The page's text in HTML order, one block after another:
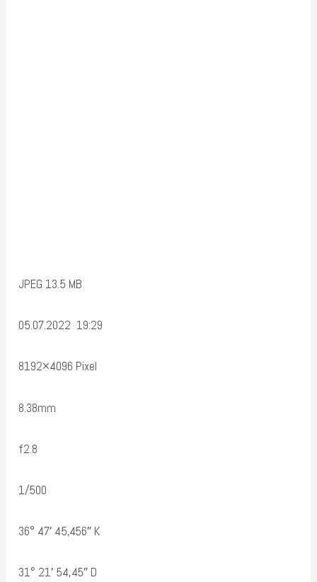
JPEG 13.5 MB
05.07.2022 19:29
8192×4096 Pixel
8.38mm
f2.8
1/500
36° 47′ 45,456″ K
31° 21′ 54,45″ D